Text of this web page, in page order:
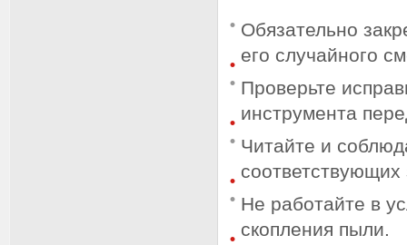
Обязательно
его случайного
Проверьте
инструмента
Читайте и
Не работайте в
скопления пыли.